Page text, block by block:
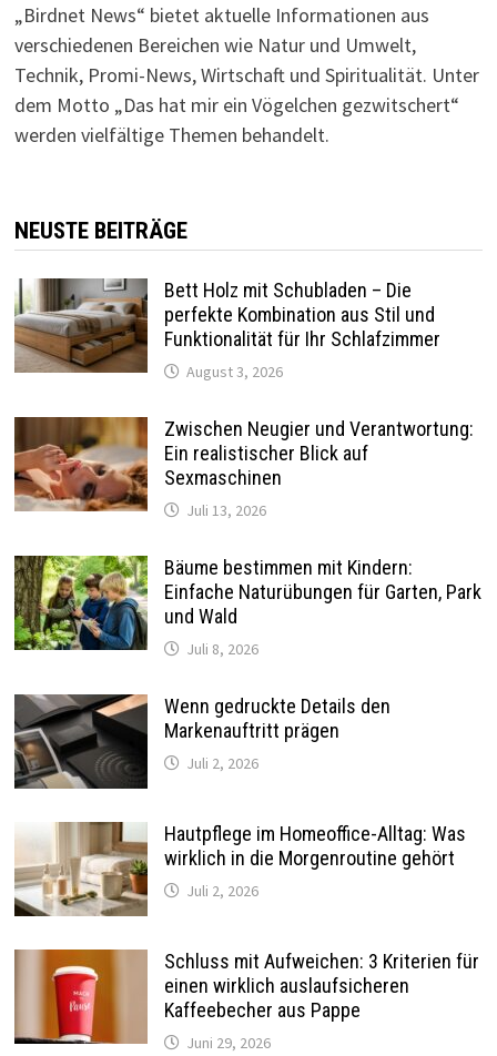
„Birdnet News“ bietet aktuelle Informationen aus
verschiedenen Bereichen wie Natur und Umwelt,
Technik, Promi-News, Wirtschaft und Spiritualität. Unter
dem Motto „Das hat mir ein Vögelchen gezwitschert“
werden vielfältige Themen behandelt.
NEUSTE BEITRÄGE
Bett Holz mit Schubladen – Die
perfekte Kombination aus Stil und
Funktionalität für Ihr Schlafzimmer
August 3, 2026
Zwischen Neugier und Verantwortung:
Ein realistischer Blick auf
Sexmaschinen
Juli 13, 2026
Bäume bestimmen mit Kindern:
Einfache Naturübungen für Garten, Park
und Wald
Juli 8, 2026
Wenn gedruckte Details den
Markenauftritt prägen
Juli 2, 2026
Hautpflege im Homeoffice-Alltag: Was
wirklich in die Morgenroutine gehört
Juli 2, 2026
Schluss mit Aufweichen: 3 Kriterien für
einen wirklich auslaufsicheren
Kaffeebecher aus Pappe
Juni 29, 2026